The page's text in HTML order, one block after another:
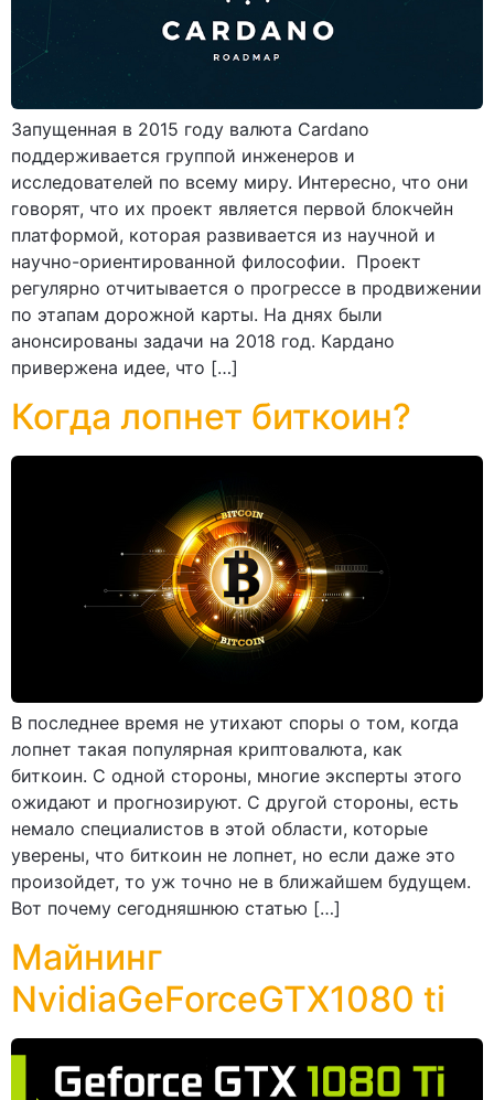
Запущенная в 2015 году валюта Cardano
поддерживается группой инженеров и
исследователей по всему миру. Интересно, что они
говорят, что их проект является первой блокчейн
платформой, которая развивается из научной и
научно-ориентированной философии. Проект
регулярно отчитывается о прогрессе в продвижении
по этапам дорожной карты. На днях были
анонсированы задачи на 2018 год. Кардано
привержена идее, что […]
Когда лопнет биткоин?
В последнее время не утихают споры о том, когда
лопнет такая популярная криптовалюта, как
биткоин. С одной стороны, многие эксперты этого
ожидают и прогнозируют. С другой стороны, есть
немало специалистов в этой области, которые
уверены, что биткоин не лопнет, но если даже это
произойдет, то уж точно не в ближайшем будущем.
Вот почему сегодняшнюю статью […]
Майнинг
NvidiaGeForceGTX1080 ti